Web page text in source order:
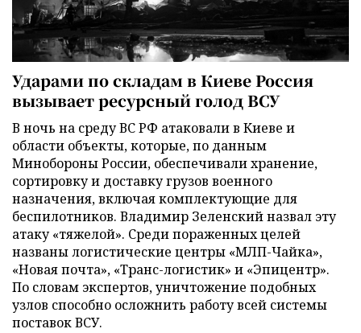
Ударами по складам в Киеве Россия
вызывает ресурсный голод ВСУ
В ночь на среду ВС РФ атаковали в Киеве и
области объекты, которые, по данным
Минобороны России, обеспечивали хранение,
сортировку и доставку грузов военного
назначения, включая комплектующие для
беспилотников. Владимир Зеленский назвал эту
атаку «тяжелой». Среди пораженных целей
названы логистические центры «МЛП-Чайка»,
«Новая почта», «Транс-логистик» и «Эпицентр».
По словам экспертов, уничтожение подобных
узлов способно осложнить работу всей системы
поставок ВСУ.